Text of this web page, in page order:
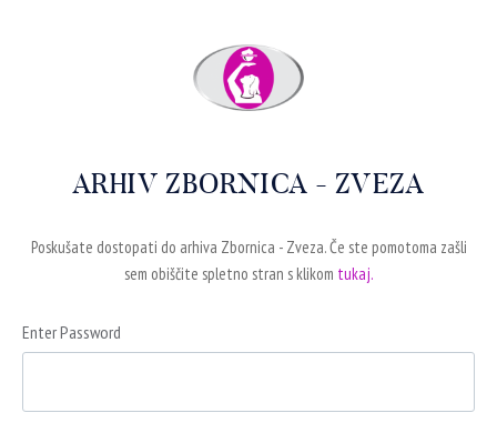
ARHIV ZBORNICA - ZVEZA
Poskušate dostopati do arhiva Zbornica - Zveza. Če ste pomotoma zašli
sem obiščite spletno stran s klikom tukaj.
Enter Password